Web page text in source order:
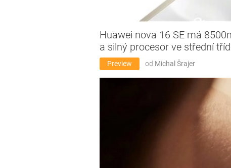
Huawei nova 16 SE má
a silný procesor ve střední
Preview od Michal Šrajer